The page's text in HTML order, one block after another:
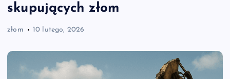
skupujących złom
złom 10 lutego, 2026